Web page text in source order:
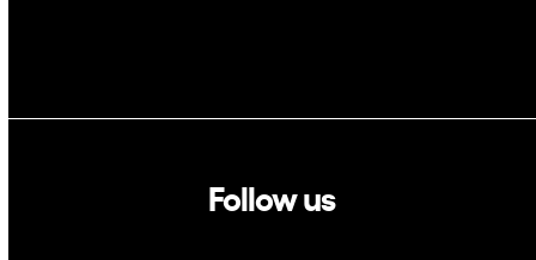
Follow us